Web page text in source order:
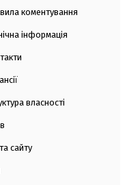
коментування
інформація
власності
сайту